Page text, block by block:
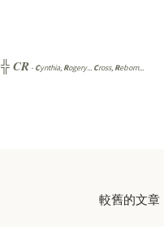
╬ CR -Cynthia, Rogery... Cross, Reborn...
較舊的文章